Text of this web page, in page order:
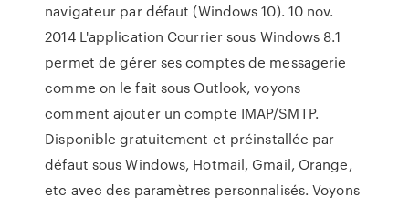
navigateur par défaut (Windows 10). 10 nov.
2014 L'application Courrier sous Windows 8.1
permet de gérer ses comptes de messagerie
comme on le fait sous Outlook, voyons
comment ajouter un compte IMAP/SMTP.
Disponible gratuitement et préinstallée par
défaut sous Windows, Hotmail, Gmail, Orange,
etc avec des paramètres personnalisés. Voyons